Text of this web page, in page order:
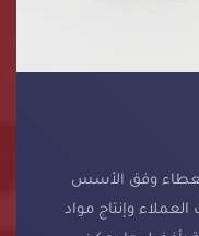
وفق الأسس
وإنتاج مواد